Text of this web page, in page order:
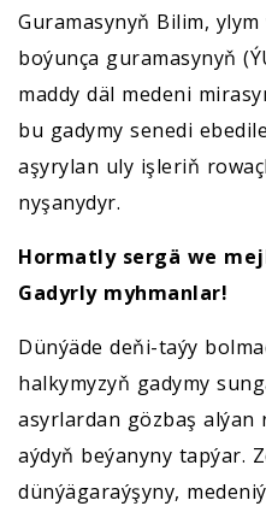
Guramasynyň Bilim,
boýunça guramasynyň
maddy däl medeni
bu gadymy senedi
aşyrylan uly işleriň
nyşanydyr.
Hormatly sergä we
Gadyrly myhmanlar!
Dünýäde deňi-taýy
halkymyzyň gadymy
asyrlardan gözbaş alýan
aýdyň beýanyny tapýar.
dünýägaraýşyny,